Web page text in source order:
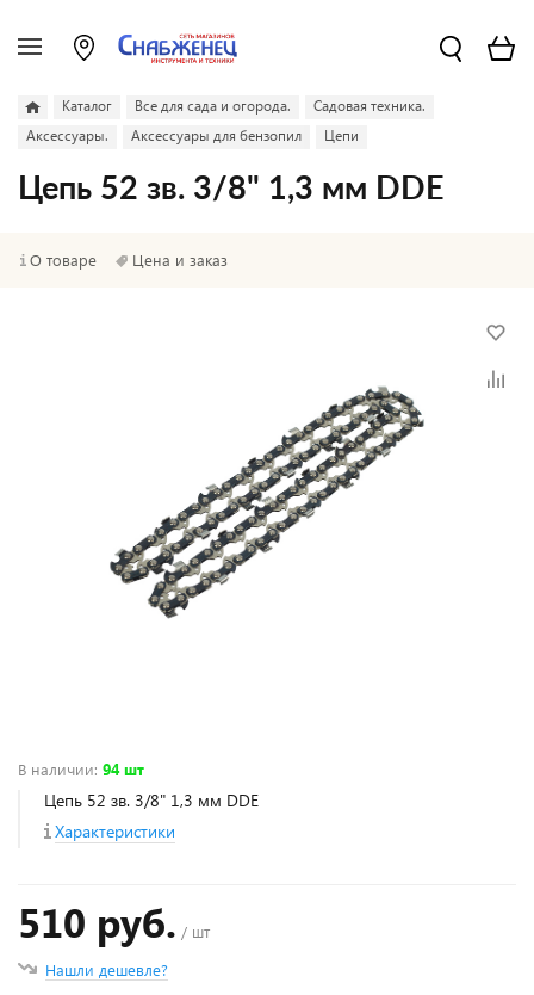
Каталог Все для сада и огорода.
Садовая техника.
Аксессуары.
Аксессуары для бензопил Цепи
Цепь 52 зв. 3/8" 1,3 мм DDE
О товаре Цена и заказ
В наличии: 94 шт
Цепь 52 зв. 3/8" 1,3 мм DDE
Характеристики
510 руб. / шт
Нашли дешевле?